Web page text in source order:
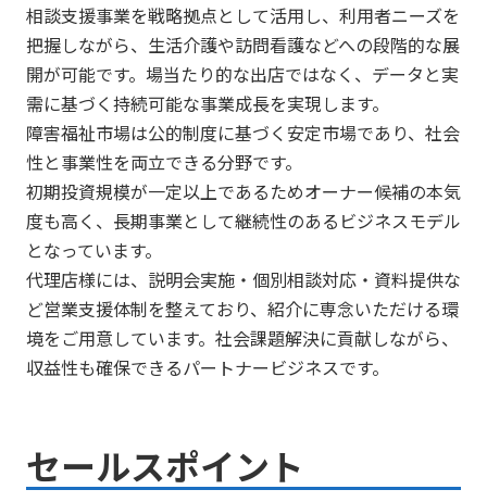
相談支援事業を戦略拠点として活用し、利用者ニーズを
把握しながら、生活介護や訪問看護などへの段階的な展
開が可能です。場当たり的な出店ではなく、データと実
需に基づく持続可能な事業成長を実現します。
障害福祉市場は公的制度に基づく安定市場であり、社会
性と事業性を両立できる分野です。
初期投資規模が一定以上であるためオーナー候補の本気
度も高く、長期事業として継続性のあるビジネスモデル
となっています。
代理店様には、説明会実施・個別相談対応・資料提供な
ど営業支援体制を整えており、紹介に専念いただける環
境をご用意しています。社会課題解決に貢献しながら、
収益性も確保できるパートナービジネスです。
セールスポイント